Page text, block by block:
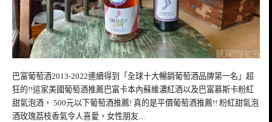
巴富葡萄酒2013-2022連續得到「全球十大暢銷葡萄酒品牌第一名」超
狂的!!這家美國葡萄酒推薦巴富卡本內蘇維濃紅酒以及巴富慕斯卡粉紅
甜氣泡酒， 500元以下葡萄酒推薦! 真的是平價葡萄酒推薦!! 粉紅甜氣泡
酒玫瑰荔枝香氣令人喜愛，女性朋友…